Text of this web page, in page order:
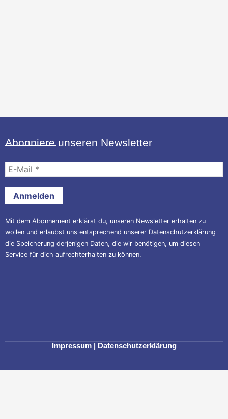
Abonniere unseren Newsletter
Mail
Mit dem Abonnement erklärst du, unseren Newsletter erhalten zu
wollen und erlaubst uns entsprechend unserer Datenschutzerklärung
die Speicherung derjenigen Daten, die wir benötigen, um diesen
Service für dich aufrechterhalten zu können.
Impressum| Datenschutzerklärung